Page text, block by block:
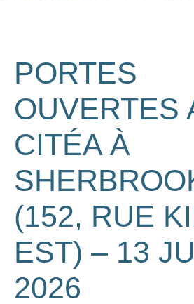
PORTES
OUVERTES
CITÉA À
(152, RUE
EST) – 13
2026